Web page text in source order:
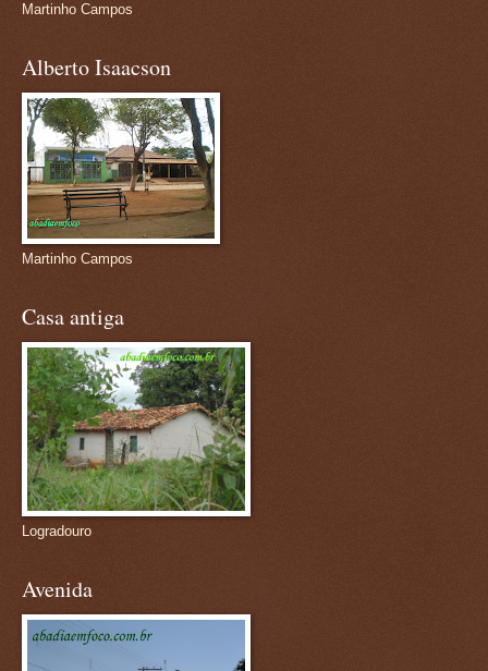
Martinho Campos
Alberto Isaacson
Martinho Campos
Casa antiga
Logradouro
Avenida